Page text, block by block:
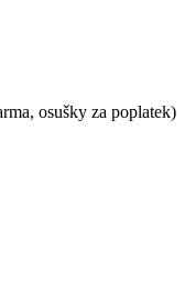
osušky za poplatek)